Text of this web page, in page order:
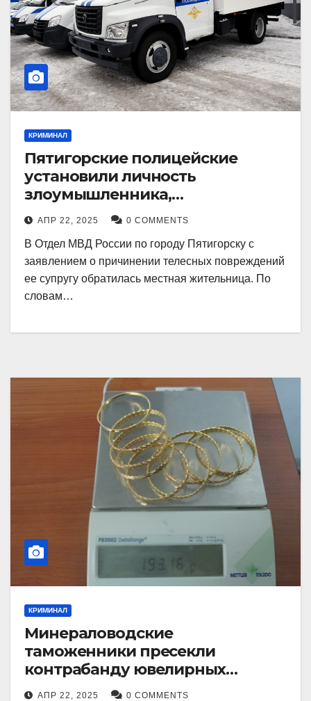
КРИМИНАЛ
Пятигорские полицейские
установили личность
злоумышленника,
причинившего телесные
повреждения местному жителю
АПР 22, 2025 0 COMMENTS
В Отдел МВД России по городу Пятигорску с
заявлением о причинении телесных повреждений
ее супругу обратилась местная жительница. По
словам…
КРИМИНАЛ
Минераловодские
таможенники пресекли
контрабанду ювелирных
изделий на 2 млн рублей
АПР 22, 2025 0 COMMENTS